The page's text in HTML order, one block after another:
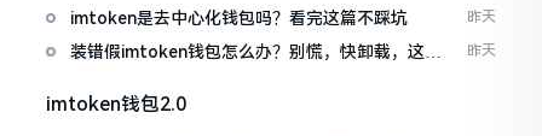
imtoken是去中心化钱包吗？看完这篇不踩坑 昨天
装错假imtoken钱包怎么办？别慌，快卸载，这几
昨天
imtoken钱包2.0